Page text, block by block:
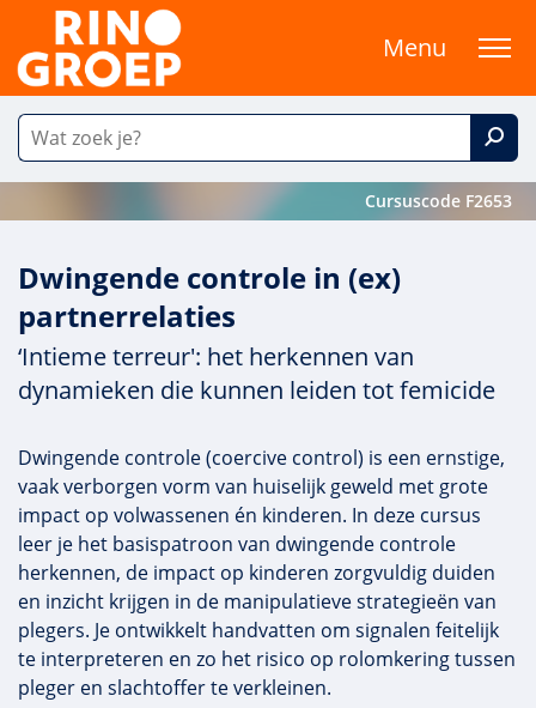
Menu
Cursuscode F2653
Dwingende controle in (ex)
partnerrelaties
‘Intieme terreur': het herkennen van
dynamieken die kunnen leiden tot femicide
Dwingende controle (coercive control) is een ernstige,
vaak verborgen vorm van huiselijk geweld met grote
impact op volwassenen én kinderen. In deze cursus
leer je het basispatroon van dwingende controle
herkennen, de impact op kinderen zorgvuldig duiden
en inzicht krijgen in de manipulatieve strategieën van
plegers. Je ontwikkelt handvatten om signalen feitelijk
te interpreteren en zo het risico op rolomkering tussen
pleger en slachtoffer te verkleinen.